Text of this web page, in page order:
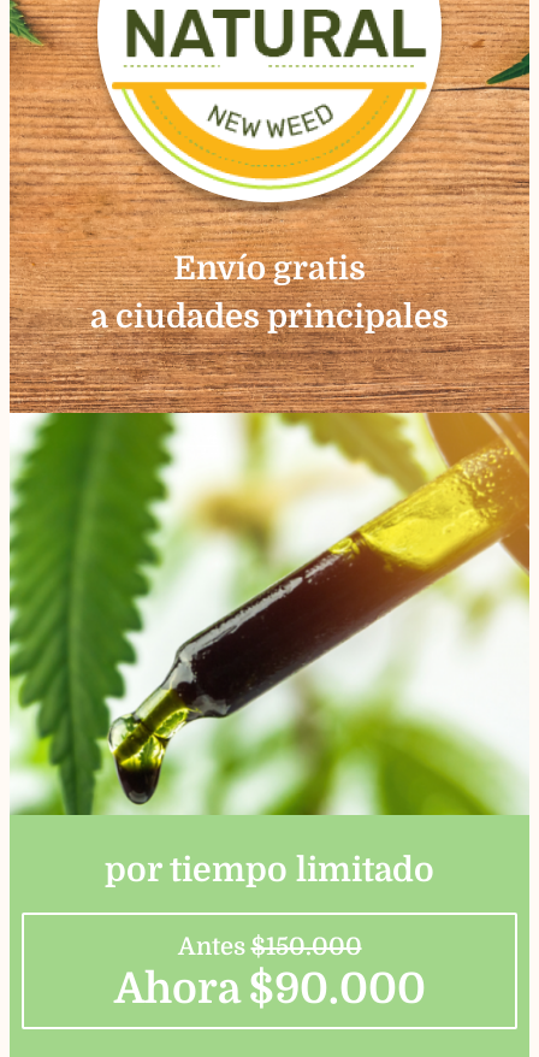
Envío gratis
a ciudades principales
por tiempo limitado
Antes$150.000
Ahora $90.000